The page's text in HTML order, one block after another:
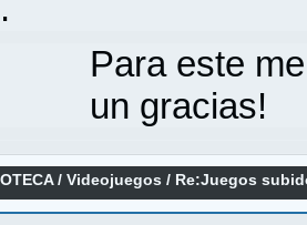
Para este
un gracias!
/Videojuegos / Re:Juegos